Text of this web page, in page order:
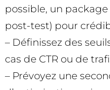
possible, un
post-test) pour
– Définissez des
cas de CTR ou de
– Prévoyez une